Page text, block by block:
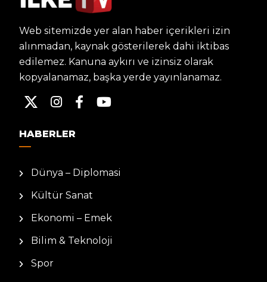
Web sitemizde yer alan haber içerikleri izin
alınmadan, kaynak gösterilerek dahi iktibas
edilemez. Kanuna aykırı ve izinsiz olarak
kopyalanamaz, başka yerde yayınlanamaz.
HABERLER
Dünya – Diplomasi
Kültür Sanat
Ekonomi – Emek
Bilim & Teknoloji
Spor